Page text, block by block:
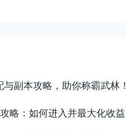
与副本攻略，助你称霸武林！
略：如何进入并最大化收益